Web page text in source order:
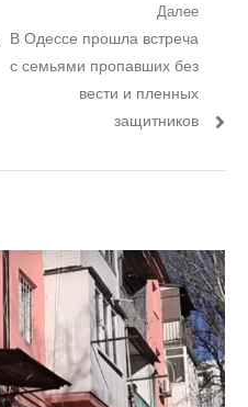
Далее
Следующий
пост:
В Одессе прошла встреча
с семьями пропавших без
вести и пленных
защитников